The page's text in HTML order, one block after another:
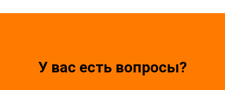
У вас есть вопросы?